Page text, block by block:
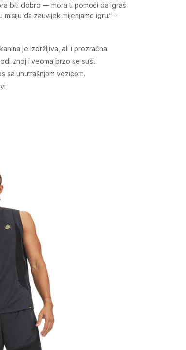
biti dobro — mora ti pomoći da igraš
da zauvijek mijenjamo igru.” –
je izdržljiva, ali i prozračna.
znoj i veoma brzo se suši.
sa unutrašnjom vezicom.